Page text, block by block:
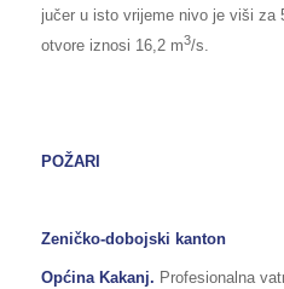
jučer u isto vrijeme nivo je viši za
otvore iznosi 16,2 m3/s.
POŽARI
Zeničko-dobojski kanton
Općina Kakanj. Profesionalna